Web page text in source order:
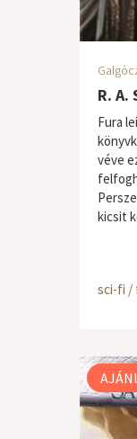
R.
Fura
véve
kicsit
sci-fi /